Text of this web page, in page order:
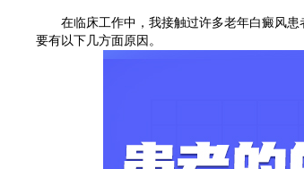
在临床工作中，我接触过许多老年白癜风患
要有以下几方面原因。